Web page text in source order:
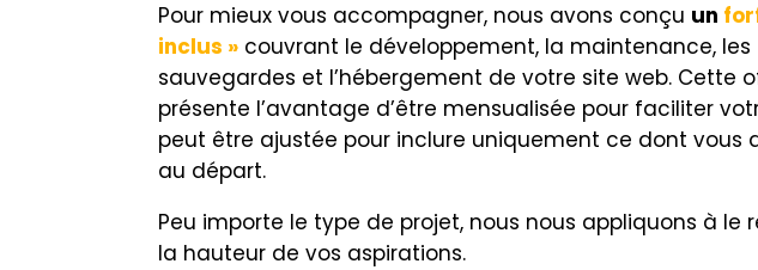
Pour mieux vous accompagner, nous avons conçu un
inclus » couvrant le développement, la maintenance, les
sauvegardes et l’hébergement de votre site web. Cette
présente l’avantage d’être mensualisée pour faciliter
peut être ajustée pour inclure uniquement ce dont vous
au départ.
Peu importe le type de projet, nous nous appliquons à
la hauteur de vos aspirations.